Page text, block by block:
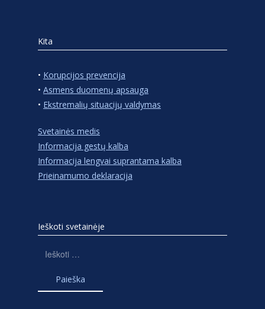
Kita
• Korupcijos prevencija
• Asmens duomenų apsauga
• Ekstremalių situacijų valdymas
Svetainės medis
Informacija gestų kalba
Informacija lengvai suprantama kalba
Prieinamumo deklaracija
Ieškoti svetainėje